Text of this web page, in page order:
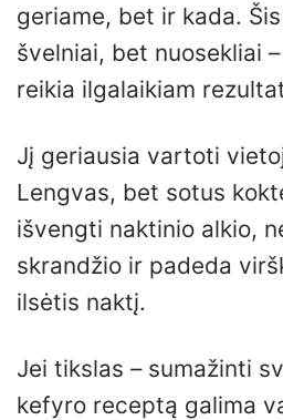
geriame, bet ir kada.
švelniai, bet nuosekliai
reikia ilgalaikiam
Jį geriausia vartoti
Lengvas, bet sotus
išvengti naktinio alkio,
skrandžio ir padeda
ilsėtis naktį.
Jei tikslas – sumažinti
kefyro receptą galima